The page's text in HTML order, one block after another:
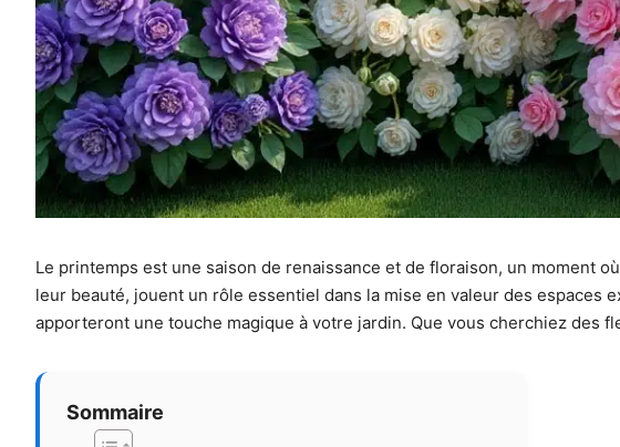
Le printemps est une saison de renaissance et de floraison, un moment
leur beauté, jouent un rôle essentiel dans la mise en valeur des
apporteront une touche magique à votre jardin. Que vous cherchiez des
Sommaire